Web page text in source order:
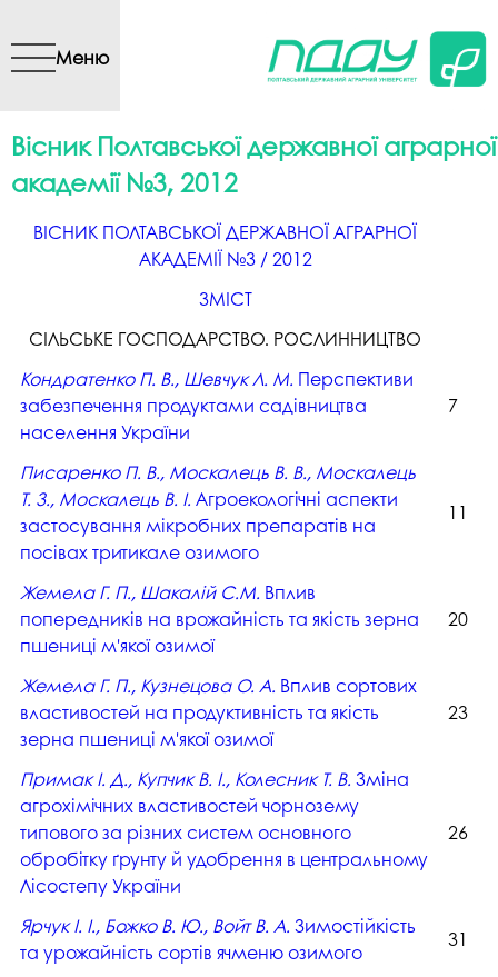
вмісту
Меню
Вісник Полтавської державної аграрної
академії №3, 2012
ВІСНИК ПОЛТАВСЬКОЇ ДЕРЖАВНОЇ АГРАРНОЇ
АКАДЕМІЇ №3 / 2012
ЗМІСТ
СІЛЬСЬКЕ ГОСПОДАРСТВО. РОСЛИННИЦТВО
Кондратенко П. В., Шевчук Л. М. Перспективи
забезпечення продуктами садівництва
населення України
7
Писаренко П. В., Москалець В. В., Москалець
Т. З., Москалець В. І. Агроекологічні аспекти
застосування мікробних препаратів на
посівах тритикале озимого
11
Жемела Г. П., Шакалій С.М. Вплив
попередників на врожайність та якість зерна
пшениці м'якої озимої
20
Жемела Г. П., Кузнецова О. А. Вплив сортових
властивостей на продуктивність та якість
зерна пшениці м'якої озимої
23
Примак І. Д., Купчик В. І., Колесник Т. В. Зміна
агрохімічних властивостей чорнозему
типового за різних систем основного
обробітку ґрунту й удобрення в центральному
Лісостепу України
26
Ярчук І. І., Божко В. Ю., Войт В. А. Зимостійкість
та урожайність сортів ячменю озимого
31